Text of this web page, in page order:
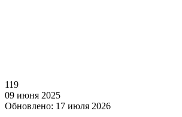
119
09 июня 2025
Обновлено: 17 июля 2026